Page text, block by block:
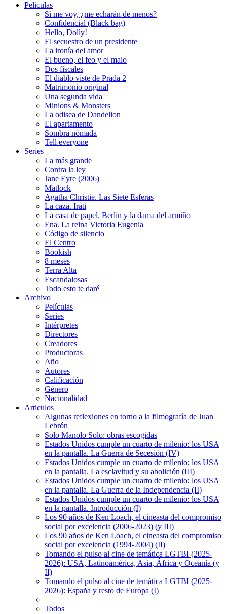
Peliculas
Si me voy, ¿me echarán de menos?
Confidencial (Black bag)
Hello, Dolly!
El secuestro de un presidente
La ironía del amor
El bueno, el feo y el malo
Dos fiscales
El diablo viste de Prada 2
Matrimonio original
Una segunda vida
Minions & Monsters
La odisea de Dandelion
El apartamento
Sombra nómada
Tell everyone
Series
La más grande
Contra la ley
Jane Eyre (2006)
Matlock
Agatha Christie. Las Siete Esferas
La caza. Irati
La casa de papel. Berlín y la dama del armiño
Ena. La reina Victoria Eugenia
Código de silencio
El Centro
Bookish
8 meses
Terra Alta
Escandalosas
Todo esto te daré
Archivo
Películas
Series
Intérpretes
Directores
Creadores
Productoras
Año
Autores
Calificación
Género
Nacionalidad
Articulos
Algunas reflexiones en torno a la filmografía de Juan
Lebrón
Solo Manolo Solo: obras escogidas
Estados Unidos cumple un cuarto de milenio: los USA
en la pantalla. La Guerra de Secesión (IV)
Estados Unidos cumple un cuarto de milenio: los USA
en la pantalla. La esclavitud y su abolición (III)
Estados Unidos cumple un cuarto de milenio: los USA
en la pantalla. La Guerra de la Independencia (II)
Estados Unidos cumple un cuarto de milenio: los USA
en la pantalla. Introducción (I)
Los 90 años de Ken Loach, el cineasta del compromiso
social por excelencia (2006-2023) (y III)
Los 90 años de Ken Loach, el cineasta del compromiso
social por excelencia (1994-2004) (II)
Tomando el pulso al cine de temática LGTBI (2025-
2026): USA, Latinoamérica, Asia, África y Oceanía (y
II)
Tomando el pulso al cine de temática LGTBI (2025-
2026): España y resto de Europa (I)
Todos